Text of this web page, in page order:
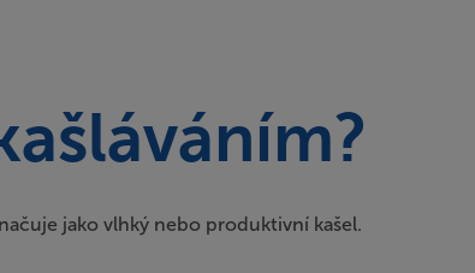
jako vlhký nebo produktivní kašel.